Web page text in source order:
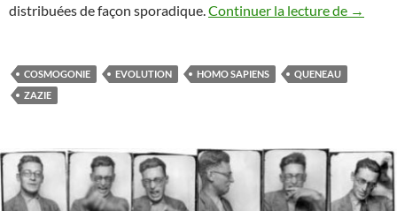
distribuées de façon sporadique.Continuer la lecture de Zazie
→
COSMOGONIE EVOLUTION HOMO SAPIENS
QUENEAU
ZAZIE